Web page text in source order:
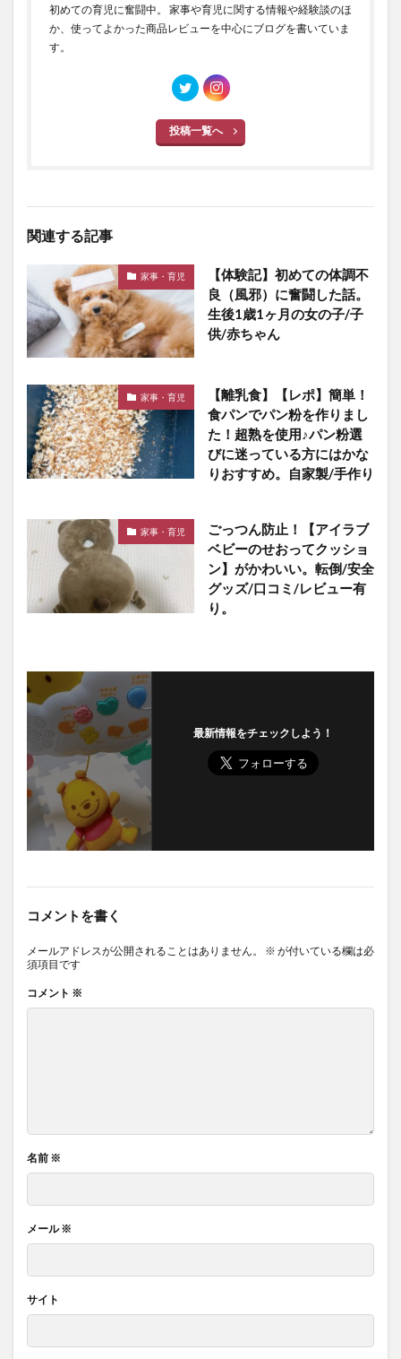
初めての育児に奮闘中。 家事や育児に関する情報や経験談のほ
か、使ってよかった商品レビューを中心にブログを書いていま
す。
投稿一覧へ
関連する記事
家事・育児
【体験記】初めての体調不
良（風邪）に奮闘した話。
生後1歳1ヶ月の女の子/子
供/赤ちゃん
家事・育児
【離乳食】【レポ】簡単！
食パンでパン粉を作りまし
た！超熟を使用♪パン粉選
びに迷っている方にはかな
りおすすめ。自家製/手作り
家事・育児
ごっつん防止！【アイラブ
ベビーのせおってクッショ
ン】がかわいい。転倒/安全
グッズ/口コミ/レビュー有
り。
最新情報をチェックしよう！
コメントを書く
メールアドレスが公開されることはありません。 ※ が付いている欄は必
須項目です
コメント ※
名前 ※
メール※
サイト